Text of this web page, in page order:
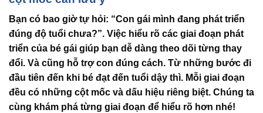
Bạn có bao giờ tự hỏi: “Con gái mình đang phát triển
đúng độ tuổi chưa?”. Việc hiểu rõ các giai đoạn phát
triển của bé gái giúp bạn dễ dàng theo dõi từng thay
đổi. Và cũng hỗ trợ con đúng cách. Từ những bước đi
đầu tiên đến khi bé đạt đến tuổi dậy thì. Mỗi giai đoạn
đều có những cột mốc và dấu hiệu riêng biệt. Chúng ta
cùng khám phá từng giai đoạn để hiểu rõ hơn nhé!